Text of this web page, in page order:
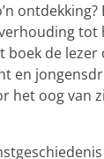
boek de
en
het oog van